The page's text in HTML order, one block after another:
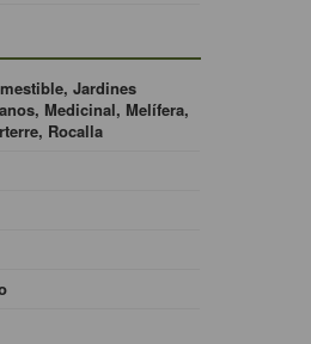
Jardines
Medicinal, Melífera,
Rocalla